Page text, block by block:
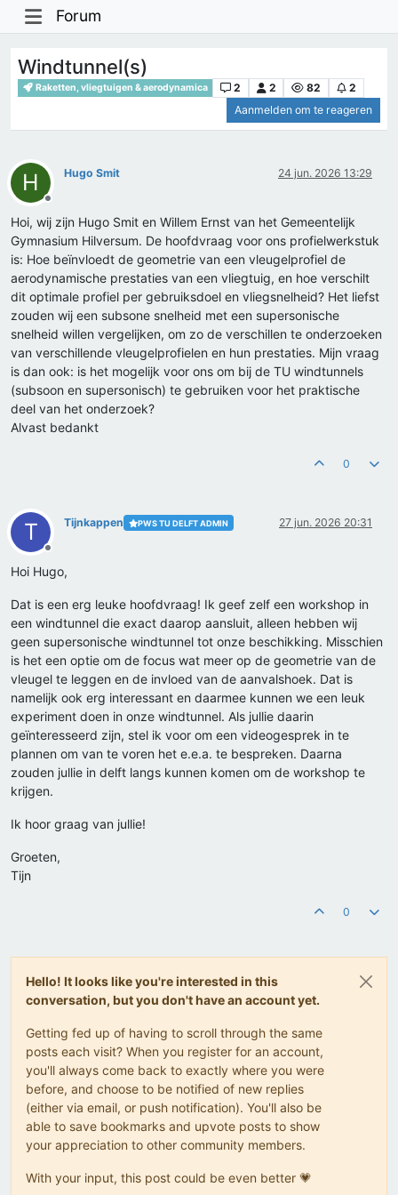
Forum
Windtunnel(s)
Raketten, vliegtuigen & aerodynamica 2 2 82
2
Aanmelden om te reageren
H
Offline
Hugo Smit 24 jun. 2026 13:29
Hoi, wij zijn Hugo Smit en Willem Ernst van het Gemeentelijk
Gymnasium Hilversum. De hoofdvraag voor ons profielwerkstuk
is: Hoe beïnvloedt de geometrie van een vleugelprofiel de
aerodynamische prestaties van een vliegtuig, en hoe verschilt
dit optimale profiel per gebruiksdoel en vliegsnelheid? Het liefst
zouden wij een subsone snelheid met een supersonische
snelheid willen vergelijken, om zo de verschillen te onderzoeken
van verschillende vleugelprofielen en hun prestaties. Mijn vraag
is dan ook: is het mogelijk voor ons om bij de TU windtunnels
(subsoon en supersonisch) te gebruiken voor het praktische
deel van het onderzoek?
Alvast bedankt
0
T
Offline
Tijnkappen PWS TU DELFT ADMIN 27 jun. 2026 20:31
Hoi Hugo,
Dat is een erg leuke hoofdvraag! Ik geef zelf een workshop in
een windtunnel die exact daarop aansluit, alleen hebben wij
geen supersonische windtunnel tot onze beschikking. Misschien
is het een optie om de focus wat meer op de geometrie van de
vleugel te leggen en de invloed van de aanvalshoek. Dat is
namelijk ook erg interessant en daarmee kunnen we een leuk
experiment doen in onze windtunnel. Als jullie daarin
geïnteresseerd zijn, stel ik voor om een videogesprek in te
plannen om van te voren het e.e.a. te bespreken. Daarna
zouden jullie in delft langs kunnen komen om de workshop te
krijgen.
Ik hoor graag van jullie!
Groeten,
Tijn
0
Hello! It looks like you're interested in this
conversation, but you don't have an account yet.
Getting fed up of having to scroll through the same
posts each visit? When you register for an account,
you'll always come back to exactly where you were
before, and choose to be notified of new replies
(either via email, or push notification). You'll also be
able to save bookmarks and upvote posts to show
your appreciation to other community members.
With your input, this post could be even better 💗